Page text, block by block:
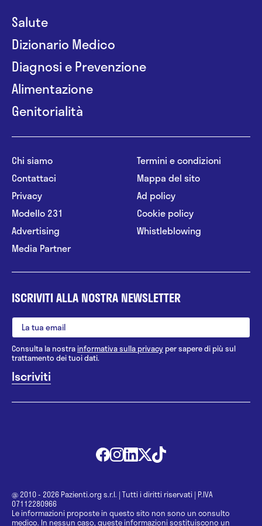
Salute
Dizionario Medico
Diagnosi e Prevenzione
Alimentazione
Genitorialità
Chi siamo
Contattaci
Privacy
Modello 231
Advertising
Media Partner
Termini e condizioni
Mappa del sito
Ad policy
Cookie policy
Whistleblowing
ISCRIVITI ALLA NOSTRA NEWSLETTER
Consulta la nostrainformativa sulla privacy per sapere di più sul
trattamento dei tuoi dati.
@ 2010 - 2026 Pazienti.org s.r.l. | Tutti i diritti riservati | P.IVA
07112280966
Le informazioni proposte in questo sito non sono un consulto
medico. In nessun caso, queste informazioni sostituiscono un